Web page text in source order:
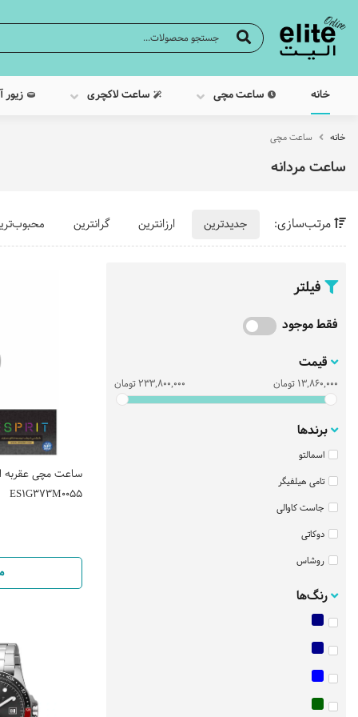
خانه ساعت مچی ساعت لاکچری
خانه ساعت مچی
ساعت مردانه
مرتب‌سازی: جدیدترین ارزانترین گرانترین
فیلتر
فقط موجود
قیمت
13,860,000 تومان 233,800,000تومان
برندها
اسمالتو
تامی هیلفیگر
جاست کاوالی
دوکاتی
روشاس
ساعت اسپریت
ساعت سیتیزن
سانتانوره
سیکو
رنگ‌ها
ساعت مچی عقربه
ES1G373M0055